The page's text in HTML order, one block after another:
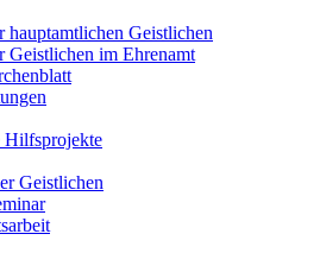
hauptamtlichen Geistlichen
Geistlichen im Ehrenamt
Hilfsprojekte
Geistlichen